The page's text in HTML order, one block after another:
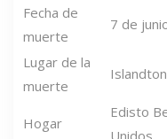
Fecha de
muerte
7 de
Lugar de la
muerte
Hogar
Edisto
Unidos.